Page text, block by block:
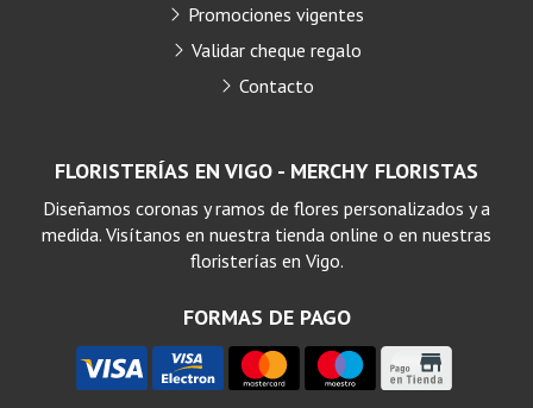
FLORISTERÍAS EN VIGO - MERCHY FLORISTAS
Diseñamos coronas y ramos de flores personalizados y a
medida. Visítanos en nuestra tienda online o en nuestras
floristerías en Vigo.
FORMAS DE PAGO
Promociones vigentes
Validar cheque regalo
Contacto